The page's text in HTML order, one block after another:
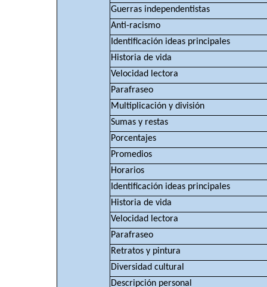
Guerras independentistas
Anti-racismo
Identificación ideas principales
Historia de vida
Velocidad lectora
Parafraseo
Multiplicación y división
Sumas y restas
Porcentajes
Promedios
Horarios
Identificación ideas principales
Historia de vida
Velocidad lectora
Parafraseo
Retratos y pintura
Diversidad cultural
Descripción personal